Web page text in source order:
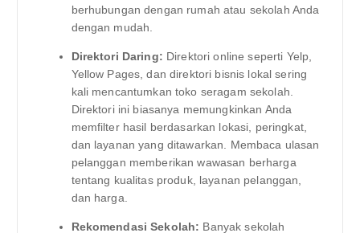
berhubungan dengan rumah atau sekolah Anda
dengan mudah.
Direktori Daring: Direktori online seperti Yelp,
Yellow Pages, dan direktori bisnis lokal sering
kali mencantumkan toko seragam sekolah.
Direktori ini biasanya memungkinkan Anda
memfilter hasil berdasarkan lokasi, peringkat,
dan layanan yang ditawarkan. Membaca ulasan
pelanggan memberikan wawasan berharga
tentang kualitas produk, layanan pelanggan,
dan harga.
Rekomendasi Sekolah: Banyak sekolah